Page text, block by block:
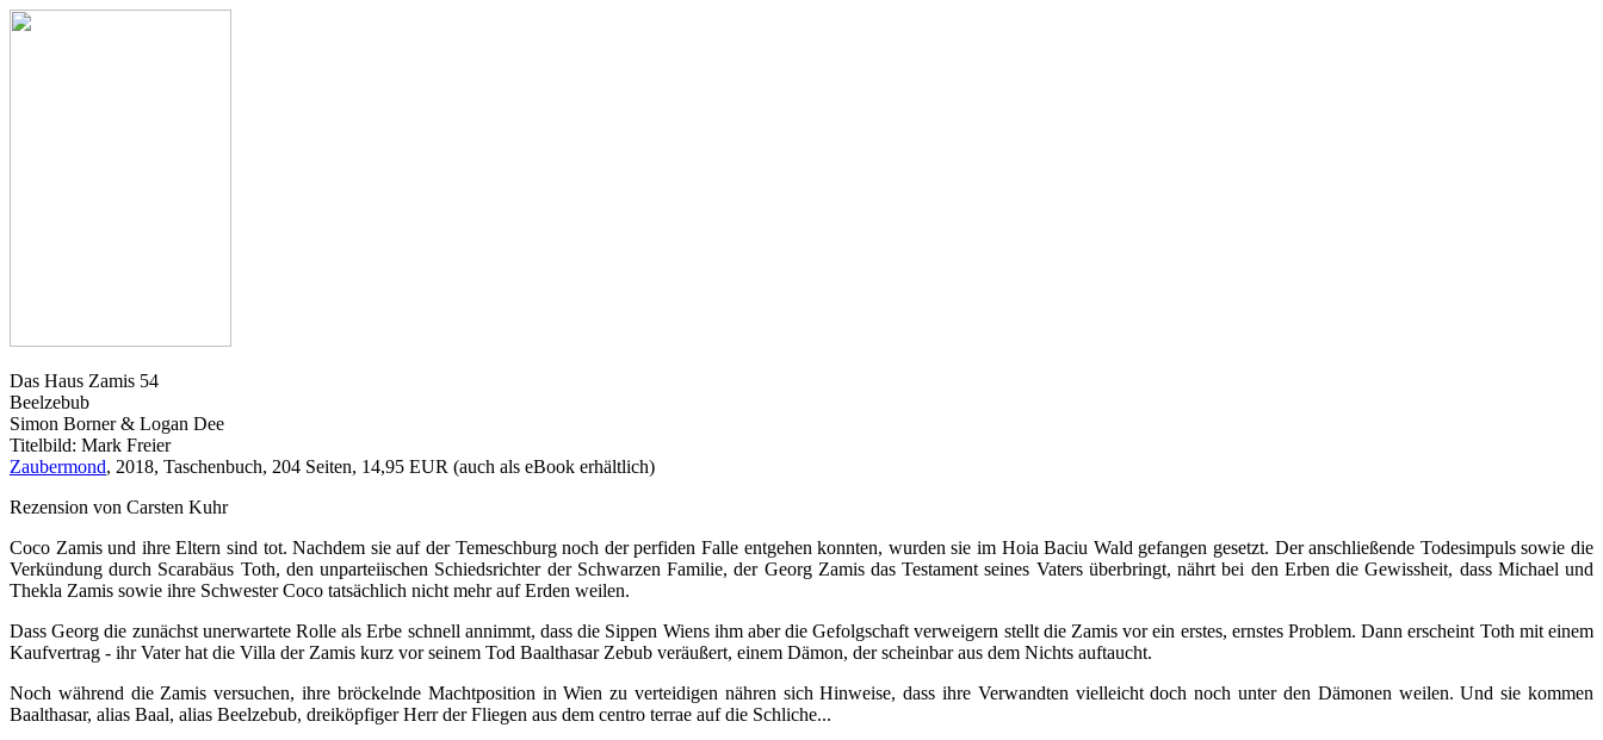
Das Haus Zamis 54
Beelzebub
Simon Borner & Logan Dee
Titelbild: Mark Freier
Zaubermond, 2018, Taschenbuch, 204 Seiten, 14,95 EUR (auch als eBook erhältlich)
Rezension von Carsten Kuhr
Coco Zamis und ihre Eltern sind tot. Nachdem sie auf der Temeschburg noch der perfiden Falle entgehen konnten, wurden sie im Hoia Baciu Wald gefangen gesetzt. Der anschließende Todesimpuls sowie die
Verkündung durch Scarabäus Toth, den unparteiischen Schiedsrichter der Schwarzen Familie, der Georg Zamis das Testament seines Vaters überbringt, nährt bei den Erben die Gewissheit, dass Michael und
Thekla Zamis sowie ihre Schwester Coco tatsächlich nicht mehr auf Erden weilen.
Dass Georg die zunächst unerwartete Rolle als Erbe schnell annimmt, dass die Sippen Wiens ihm aber die Gefolgschaft verweigern stellt die Zamis vor ein erstes, ernstes Problem. Dann erscheint Toth mit einem
Kaufvertrag - ihr Vater hat die Villa der Zamis kurz vor seinem Tod Baalthasar Zebub veräußert, einem Dämon, der scheinbar aus dem Nichts auftaucht.
Noch während die Zamis versuchen, ihre bröckelnde Machtposition in Wien zu verteidigen nähren sich Hinweise, dass ihre Verwandten vielleicht doch noch unter den Dämonen weilen. Und sie kommen
Baalthasar, alias Baal, alias Beelzebub, dreiköpfiger Herr der Fliegen aus dem centro terrae auf die Schliche...